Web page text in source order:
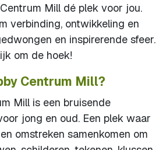
Mill dé plek voor jou.
verbinding, ontwikkeling en
en inspirerende sfeer.
om de hoek!
Centrum Mill?
Mill is een bruisende
jong en oud. Een plek waar
omstreken samenkomen om